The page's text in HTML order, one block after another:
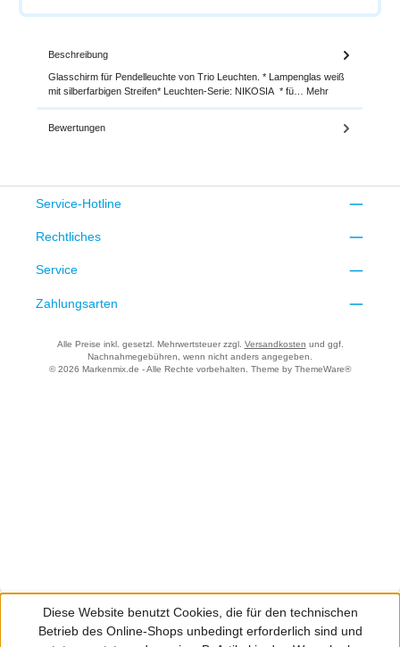
Beschreibung
Glasschirm für Pendelleuchte von Trio Leuchten. * Lampenglas weiß
mit silberfarbigen Streifen* Leuchten-Serie: NIKOSIA * fü… Mehr
Bewertungen
Service-Hotline
Rechtliches
Service
Zahlungsarten
Alle Preise inkl. gesetzl. Mehrwertsteuer zzgl. Versandkosten und ggf.
Nachnahmegebühren, wenn nicht anders angegeben.
© 2026 Markenmix.de - Alle Rechte vorbehalten. Theme by ThemeWare®
Diese Website benutzt Cookies, die für den technischen
Betrieb des Online-Shops unbedingt erforderlich sind und